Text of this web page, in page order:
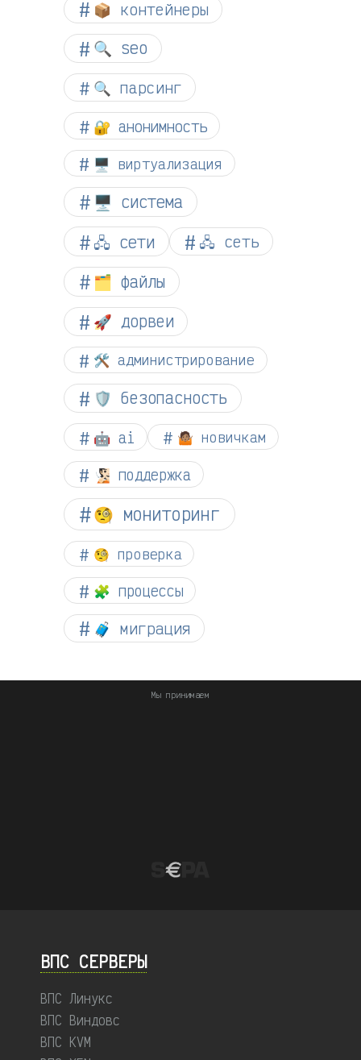
📦 контейнеры
🔍 seo
🔍 парсинг
🔐 анонимность
🖥️ виртуализация
🖥️ система
🖧 сети
🖧 сеть
🗂️ файлы
🚀 дорвеи
🛠️ администрирование
🛡️ безопасность
🤖 ai 🤷🏽 новичкам
🧏🏻 поддержка
🧐 мониторинг
🧐 проверка
🧩 процессы
🧳 миграция
Мы принимаем
ВПС СЕРВЕРЫ
ВПС Линукс
ВПС Виндовс
ВПС KVM